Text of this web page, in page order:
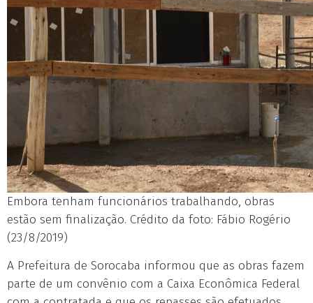
Embora tenham funcionários trabalhando, obras
estão sem finalização. Crédito da foto: Fábio Rogério
(23/8/2019)
A Prefeitura de Sorocaba informou que as obras fazem
parte de um convênio com a Caixa Econômica Federal